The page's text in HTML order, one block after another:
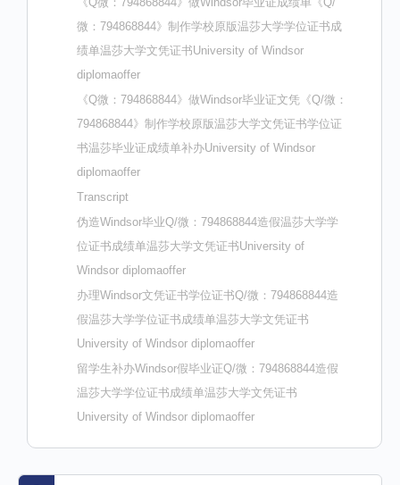
微：794868844》制作学校原版温莎大学学位证书成
绩单温莎大学文凭证书University of Windsor
diplomaoffer
《Q微：794868844》做Windsor毕业证文凭《Q/微：
794868844》制作学校原版温莎大学文凭证书学位证
书温莎毕业证成绩单补办University of Windsor
diplomaoffer
Transcript
伪造Windsor毕业Q/微：794868844造假温莎大学学
位证书成绩单温莎大学文凭证书University of
Windsor diplomaoffer
办理Windsor文凭证书学位证书Q/微：794868844造
假温莎大学学位证书成绩单温莎大学文凭证书
University of Windsor diplomaoffer
留学生补办Windsor假毕业证Q/微：794868844造假
温莎大学学位证书成绩单温莎大学文凭证书
University of Windsor diplomaoffer